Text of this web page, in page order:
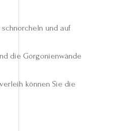
und auf
die Gorgonienwände
können Sie die